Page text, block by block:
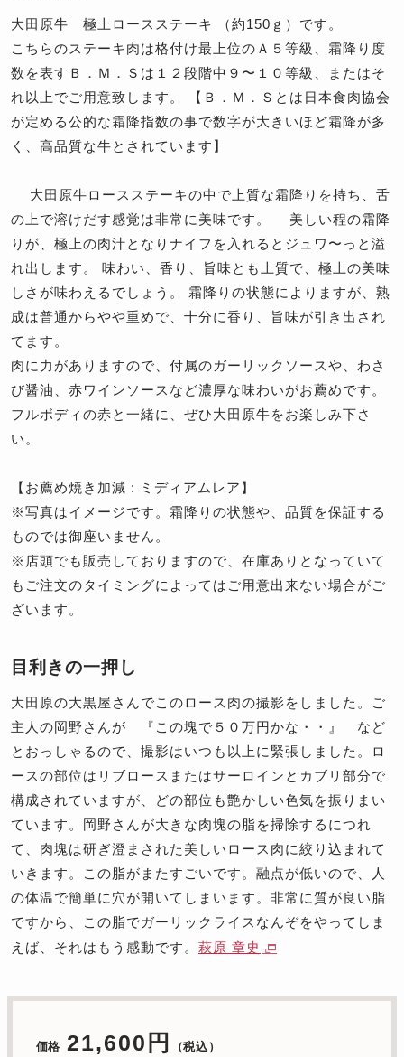
大田原牛 極上ロースステーキ （約150ｇ）です。
こちらのステーキ肉は格付け最上位のＡ５等級、霜降り度
数を表すＢ．Ｍ．Ｓは１２段階中９〜１０等級、またはそ
れ以上でご用意致します。 【Ｂ．Ｍ．Ｓとは日本食肉協会
が定める公的な霜降指数の事で数字が大きいほど霜降が多
く、高品質な牛とされています】
大田原牛ロースステーキの中で上質な霜降りを持ち、舌
の上で溶けだす感覚は非常に美味です。 美しい程の霜降
りが、極上の肉汁となりナイフを入れるとジュワ〜っと溢
れ出します。 味わい、香り、旨味とも上質で、極上の美味
しさが味わえるでしょう。 霜降りの状態によりますが、熟
成は普通からやや重めで、十分に香り、旨味が引き出され
てます。
肉に力がありますので、付属のガーリックソースや、わさ
び醤油、赤ワインソースなど濃厚な味わいがお薦めです。
フルボディの赤と一緒に、ぜひ大田原牛をお楽しみ下さ
い。
【お薦め焼き加減 : ミディアムレア】
※写真はイメージです。霜降りの状態や、品質を保証する
ものでは御座いません。
※店頭でも販売しておりますので、在庫ありとなっていて
もご注文のタイミングによってはご用意出来ない場合がご
ざいます。
目利きの一押し
大田原の大黒屋さんでこのロース肉の撮影をしました。ご
主人の岡野さんが 『この塊で５０万円かな・・』 など
とおっしゃるので、撮影はいつも以上に緊張しました。ロ
ースの部位はリブロースまたはサーロインとカブリ部分で
構成されていますが、どの部位も艶かしい色気を振りまい
ています。岡野さんが大きな肉塊の脂を掃除するにつれ
て、肉塊は研ぎ澄まされた美しいロース肉に絞り込まれて
いきます。この脂がまたすごいです。融点が低いので、人
の体温で簡単に穴が開いてしまいます。非常に質が良い脂
ですから、この脂でガーリックライスなんぞをやってしま
えば、それはもう感動です。 萩原 章史
価格 21,600円 （税込）